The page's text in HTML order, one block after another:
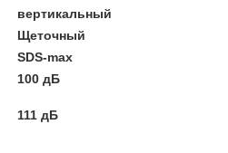
вертикальный
Щеточный
SDS-max
100 дБ
111 дБ